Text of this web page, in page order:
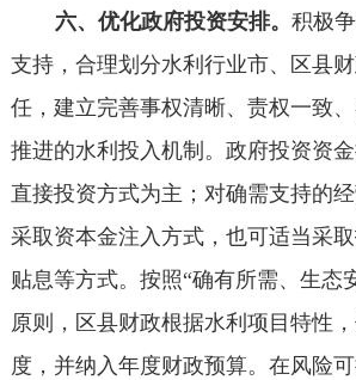
六、优化政府投资安排。 积极
支持，合理划分水利行业市、区县
任，建立完善事权清晰、责权一致
推进的水利投入机制。政府投资资
直接投资方式为主；对确需支持的
采取资本金注入方式，也可适当采
贴息等方式。按照“确有所需、生态
原则，区县财政根据水利项目特性
度，并纳入年度财政预算。在风险